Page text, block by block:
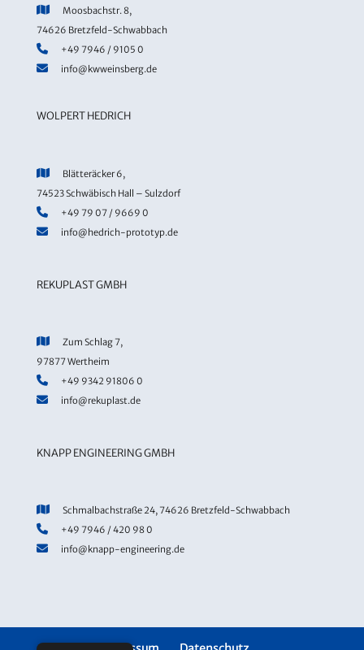
Moosbachstr. 8,
74626 Bretzfeld-Schwabbach
+49 7946 / 9105 0
info@kwweinsberg.de
WOLPERT HEDRICH
Blätteräcker 6,
74523 Schwäbisch Hall – Sulzdorf
+49 79 07 / 9669 0
info@hedrich-prototyp.de
REKUPLAST GMBH
Zum Schlag 7,
97877 Wertheim
+49 9342 91806 0
info@rekuplast.de
KNAPP ENGINEERING GMBH
Schmalbachstraße 24, 74626 Bretzfeld-Schwabbach
+49 7946 / 420 98 0
info@knapp-engineering.de